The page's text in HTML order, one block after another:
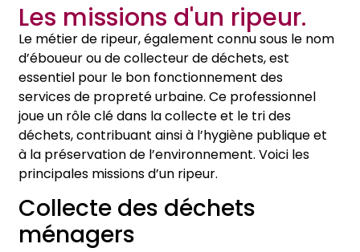
Les missions d'un ripeur.
Le métier de ripeur, également connu sous le nom
d’éboueur ou de collecteur de déchets, est
essentiel pour le bon fonctionnement des
services de propreté urbaine. Ce professionnel
joue un rôle clé dans la collecte et le tri des
déchets, contribuant ainsi à l’hygiène publique et
à la préservation de l’environnement. Voici les
principales missions d’un ripeur.
Collecte des déchets
ménagers